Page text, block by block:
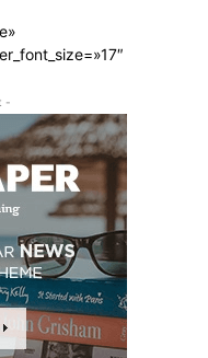
-